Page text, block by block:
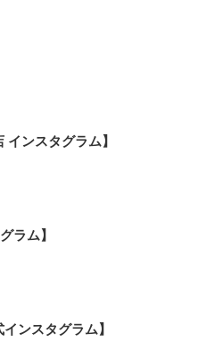
インスタグラム】
ラム】
ンスタグラム】